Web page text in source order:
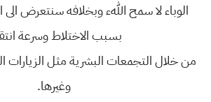
الوباء لا سمح اللهء وبخلافه سنتعرض الى
بسبب الاختلاط وسرعة
من خلال التجمعات البشرية مثل الزيارات
وغيرها.